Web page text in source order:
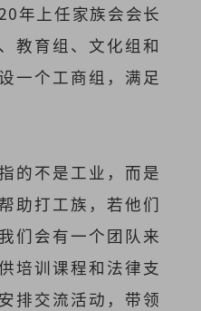
年上任家族会会长
教育组、文化组和
一个工商组，满足
的不是工业，而是
助打工族，若他们
们会有一个团队来
培训课程和法律支
排交流活动，带领